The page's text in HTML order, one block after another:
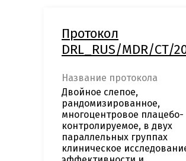
Протокол
DRL_RUS/MDR/CT/
Название протокола
Двойное слепое,
рандомизированное,
многоцентровое плацебо-
контролируемое, в двух
параллельных группах
клиническое